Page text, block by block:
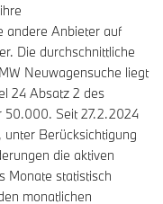
andere Anbieter auf
Die durchschnittliche
Neuwagensuche liegt
24 Absatz 2 des
50.000. Seit 27.2.2024
Berücksichtigung
die aktiven
Monate statistisch
monatlichen